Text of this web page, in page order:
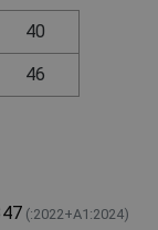
40
46
(:2022+А1:2024)